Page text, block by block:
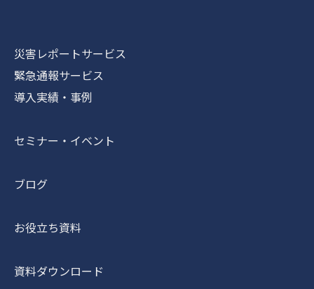
災害レポートサービス
緊急通報サービス
導入実績・事例
セミナー・イベント
ブログ
お役立ち資料
資料ダウンロード